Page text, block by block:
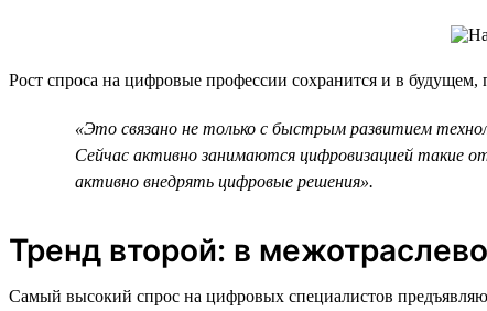
Рост спроса на цифровые профессии сохранится и в будущем,
«Это связано не только с быстрым развитием
Сейчас активно занимаются цифровизацией такие
активно внедрять цифровые решения».
Тренд второй: в
Самый высокий спрос на цифровых специалистов